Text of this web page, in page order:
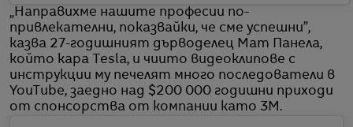
„Направихме нашите професии по-
привлекателни, показвайки, че сме успешни”,
казва 27-годишният дърводелец Мат Панела,
който кара Tesla, и чиито видеоклипове с
инструкции му печелят много последователи в
YouTube, заедно над $200 000 годишни приходи
от спонсорства от компании като 3M.